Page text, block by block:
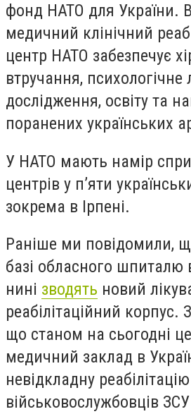
фонд НАТО для України.
медичний клінічний
центр НАТО забезпечує
втручання, психологічне
дослідження, освіту та
поранених українських
У НАТО мають намір
центрів у п’яти
зокрема в Ірпені.
Раніше ми повідомили,
базі обласного шпиталю
нині зводять новий
реабілітаційний корпус.
що станом на сьогодні
медичний заклад в
невідкладну реабілітацію
військовослужбовців